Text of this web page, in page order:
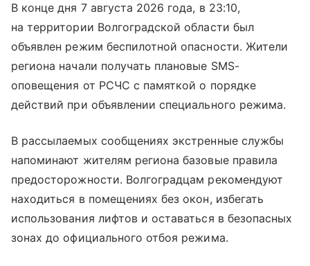
В конце дня 7 августа 2026 года, в 23:10,
на территории Волгоградской области был
объявлен режим беспилотной опасности. Жители
региона начали получать плановые SMS-
оповещения от РСЧС с памяткой о порядке
действий при объявлении специального режима.
В рассылаемых сообщениях экстренные службы
напоминают жителям региона базовые правила
предосторожности. Волгоградцам рекомендуют
находиться в помещениях без окон, избегать
использования лифтов и оставаться в безопасных
зонах до официального отбоя режима.